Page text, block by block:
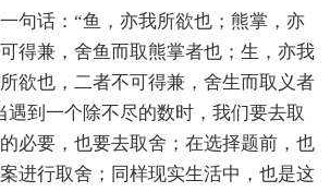
句话：“鱼，亦我所欲也；熊掌，亦
得兼，舍鱼而取熊掌者也；生，亦我
欲也，二者不可得兼，舍生而取义者
遇到一个除不尽的数时，我们要去取
必要，也要去取舍；在选择题前，也
进行取舍；同样现实生活中，也是这